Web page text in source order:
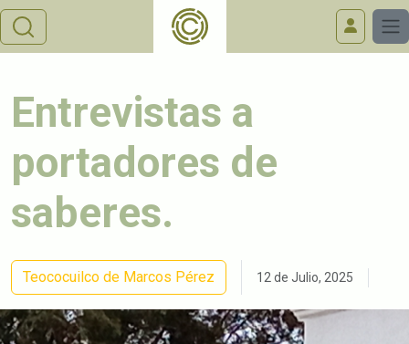
Entrevistas a
portadores de
saberes.
Teococuilco de Marcos Pérez 12 de Julio, 2025